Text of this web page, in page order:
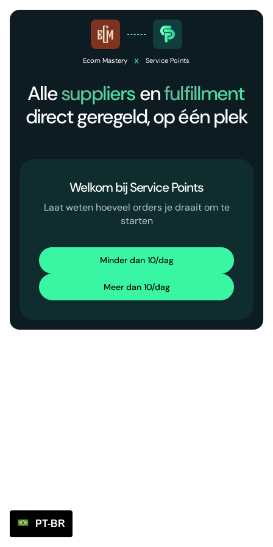
Ecom Mastery x Service Points
Allesuppliers enfulfillment
direct geregeld, op één plek
Welkom bij Service Points
Laat weten hoeveel orders je draait om te
starten
Minder dan 10/dag
Meer dan 10/dag
PT-BR